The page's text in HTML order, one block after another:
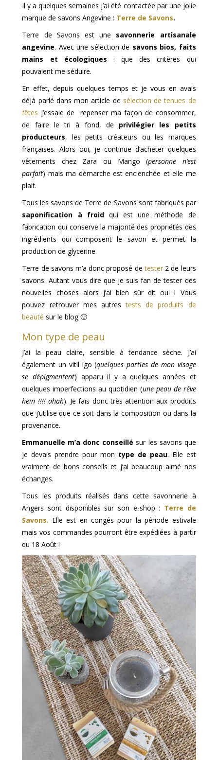
Il y a quelques semaines j’ai été contactée par une jolie
marque de savons Angevine : Terre de Savons.
Terre de Savons est une savonnerie artisanale
angevine. Avec une sélection de savons bios, faits
mains et écologiques : que des critères qui
pouvaient me séduire.
En effet, depuis quelques temps et je vous en avais
déjà parlé dans mon article de sélection de tenues de
fêtes j’essaie de repenser ma façon de consommer,
de faire le tri à fond, de privilégier les petits
producteurs, les petits créateurs ou les marques
françaises. Alors oui, je continue d’acheter quelques
vêtements chez Zara ou Mango (personne n’est
parfait) mais ma démarche est enclenchée et elle me
plait.
Tous les savons de Terre de Savons sont fabriqués par
saponification à froidqui est une méthode de
fabrication qui conserve la majorité des propriétés des
ingrédients qui composent le savon et permet la
production de glycérine.
Terre de savons m’a donc proposé detester2 de leurs
savons. Autant vous dire que je suis fan de tester des
nouvelles choses alors j’ai bien sûr dit oui ! Vous
pouvez retrouver mes autrestests de produits de
beauté sur le blog 🙂
Mon type de peau
J’ai la peau claire, sensible à tendance sèche. J’ai
également un vitil igo (quelques parties de mon visage
se dépigmentent) apparu il y a quelques années et
quelques imperfections au quotidien (une peau de rêve
hein !!!! ahah). Je fais donc très attention aux produits
que j’utilise que ce soit dans la composition ou dans la
provenance.
Emmanuelle m’a donc conseillé sur les savons que
je devais prendre pour mon type de peau. Elle est
vraiment de bons conseils et j’ai beaucoup aimé nos
échanges.
Tous les produits réalisés dans cette savonnerie à
Angers sont disponibles sur son e-shop : Terre de
Savons. Elle est en congés pour la période estivale
mais vos commandes pourront être expédiées à partir
du 18 Août !